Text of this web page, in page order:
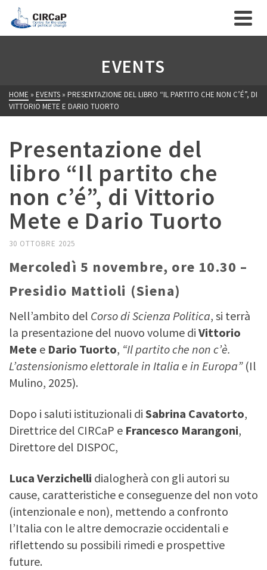
EVENTS
HOME » EVENTS » PRESENTAZIONE DEL LIBRO “IL PARTITO CHE NON C’É”, DI
VITTORIO METE E DARIO TUORTO
Presentazione del
libro “Il partito che
non c’é”, di Vittorio
Mete e Dario Tuorto
30 OTTOBRE 2025
Mercoledì 5 novembre, ore 10.30 –
Presidio Mattioli (Siena)
Nell’ambito del Corso di Scienza Politica, si terrà
la presentazione del nuovo volume di Vittorio
Mete e Dario Tuorto, “Il partito che non c’è.
L’astensionismo elettorale in Italia e in Europa”(Il
Mulino, 2025).
Dopo i saluti istituzionali di Sabrina Cavatorto,
Direttrice del CIRCaP e Francesco Marangoni,
Direttore del DISPOC,
Luca Verzichelli dialogherà con gli autori su
cause, caratteristiche e conseguenze del non voto
(intenzionale e non), mettendo a confronto
l’Italia con le altre democrazie occidentali e
riflettendo su possibili rimedi e prospettive
future.